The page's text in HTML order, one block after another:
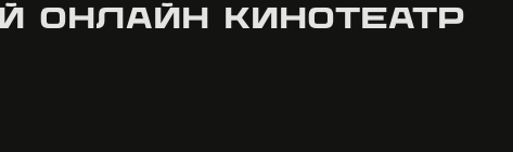
ОНЛАЙН КИНОТЕАТР